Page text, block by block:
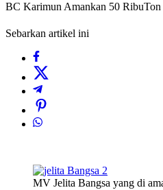
BC Karimun Amankan 50
Sebarkan artikel ini
MV Jelita Bangsa yang di